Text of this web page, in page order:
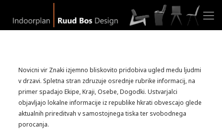
Novicni vir Znaki izjemno bliskovito pridobiva ugled medu ljudmi
v drzavi. Spletna stran zdruzuje osrednje rubrike informacij, na
primer spadajo Ekipe, Kraji, Osebe, Dogodki. Ustvarjalci
objavljajo lokalne informacije iz republike hkrati obvescajo glede
aktualnih prireditvah v samostojnega tiska ter svobodnega
porocanja.